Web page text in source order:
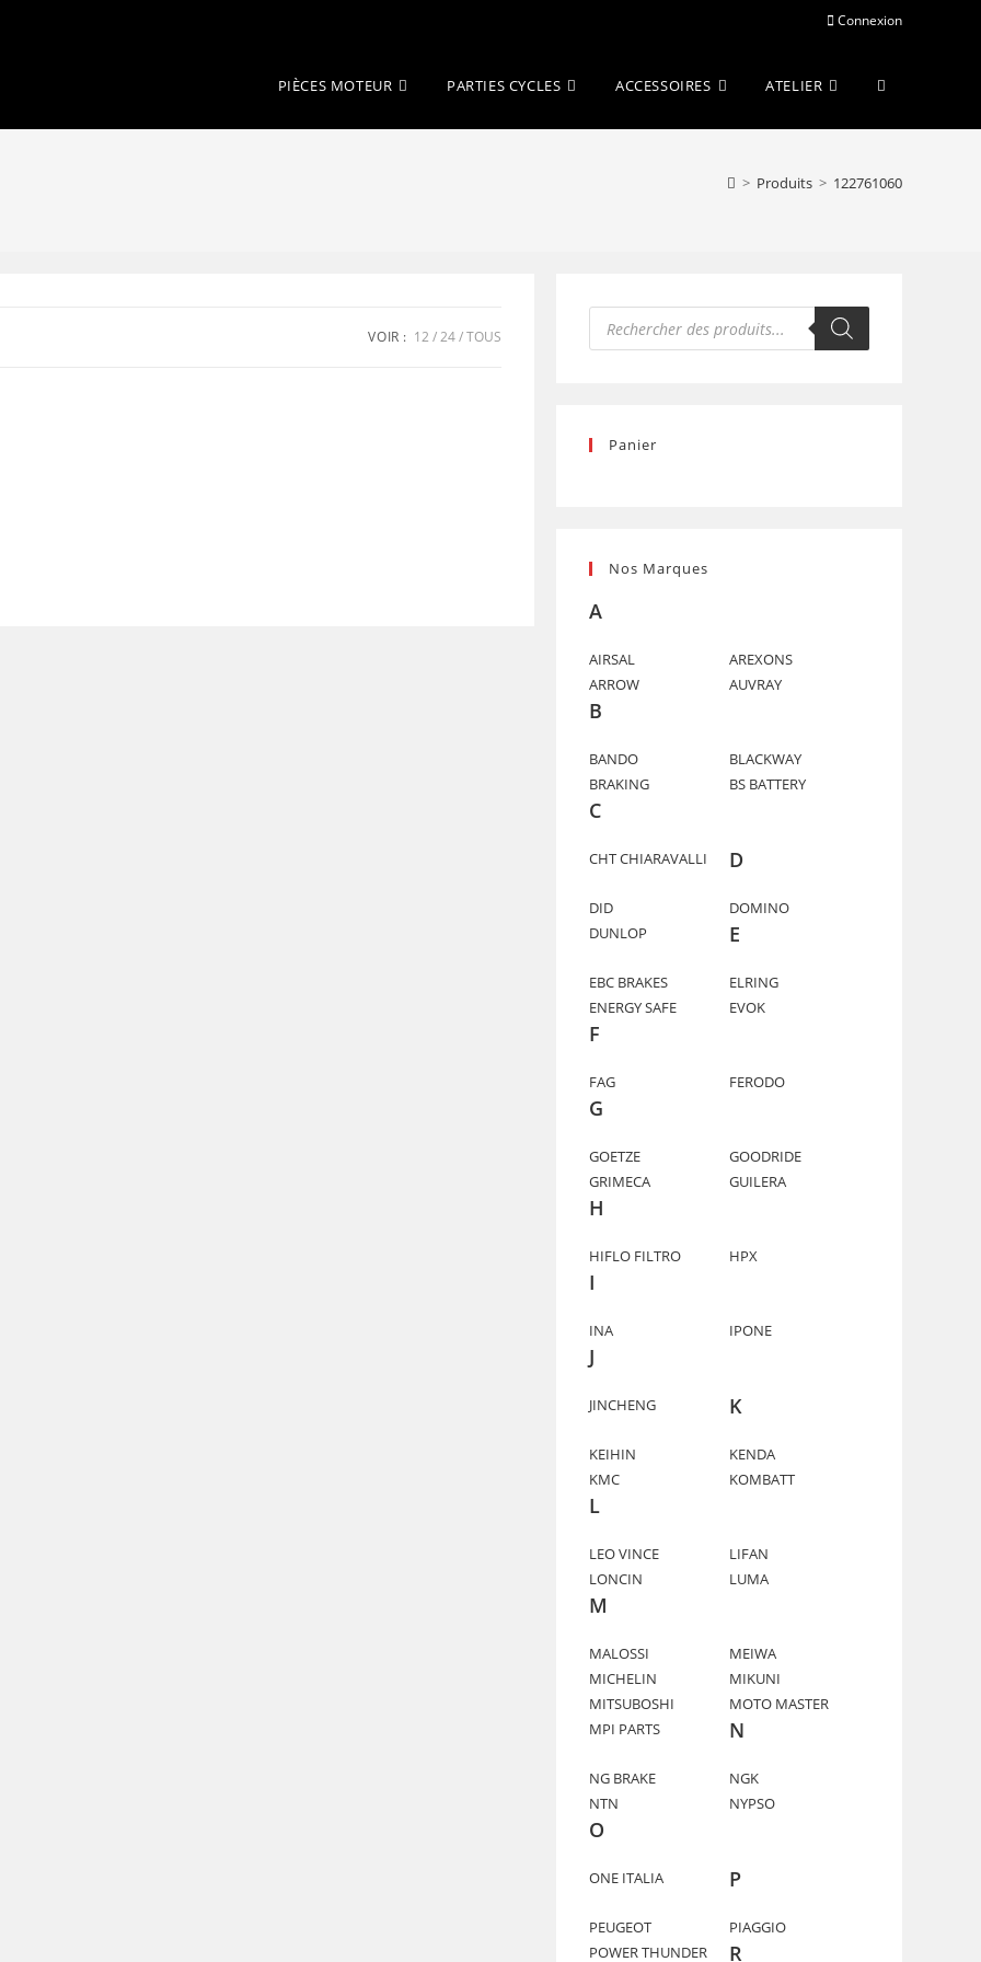
Connexion
PIÈCES MOTEUR PARTIES CYCLES ACCESSOIRES ATELIER Toggle
> Produits > 122761060
VOIR : 12 24 TOUS
Recherche
produits
Panier
Nos Marques
A
AIRSAL
AREXONS
ARROW
AUVRAY
B
BANDO
BLACKWAY
BRAKING
BS BATTERY
C
CHT CHIARAVALLI D
DID
DOMINO
DUNLOP
E
EBC BRAKES
ELRING
ENERGY SAFE
EVOK
F
FAG FERODO
G
GOETZE
GOODRIDE
GRIMECA
GUILERA
H
HIFLO FILTRO HPX
I
INA IPONE
J
JINCHENG K
KEIHIN
KENDA
KMC
KOMBATT
L
LEO VINCE
LIFAN
LONCIN
LUMA
M
MALOSSI
MEIWA
MICHELIN
MIKUNI
MITSUBOSHI
MOTO MASTER
MPI PARTS
N
NG BRAKE
NGK
NTN
NYPSO
O
ONE ITALIA P
PEUGEOT
PIAGGIO
POWER THUNDER
R